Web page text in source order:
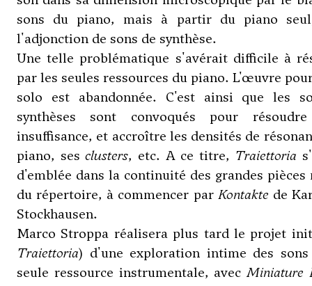
sons du piano, mais à partir du piano
l'adjonction de sons de synthèse.
Une telle problématique s'avérait difficile à
par les seules ressources du piano. L'œuvre
solo est abandonnée. C'est ainsi que les
synthèses sont convoqués pour
insuffisance, et accroître les densités de
piano, sesclusters, etc. A ce titre, Traiettoria
d'emblée dans la continuité des grandes pièces
du répertoire, à commencer par Kontakte de
Stockhausen.
Marco Stroppa réalisera plus tard le projet
Traiettoria) d'une exploration intime des
seule ressource instrumentale, avecMiniature